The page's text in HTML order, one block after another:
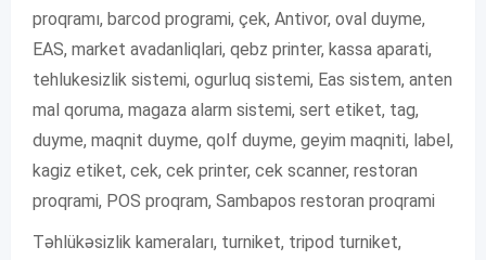
proqramı, barcod programi, çek, Antivor, oval duyme,
EAS, market avadanliqlari, qebz printer, kassa aparati,
tehlukesizlik sistemi, ogurluq sistemi, Eas sistem, anten
mal qoruma, magaza alarm sistemi, sert etiket, tag,
duyme, maqnit duyme, qolf duyme, geyim maqniti, label,
kagiz etiket, cek, cek printer, cek scanner, restoran
proqrami, POS proqram, Sambapos restoran proqrami
Təhlükəsizlik kameraları, turniket, tripod turniket,